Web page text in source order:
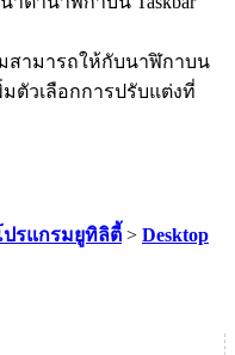
สามารถให้กับนาฬิกาบน
มตัวเลือกการปรับแต่งที่
ปรแกรมยูทิลิตี้ > Desktop